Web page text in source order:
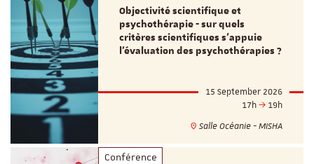
Objectivité scientifique et
psychothérapie - sur quels
critères scientifiques s'appuie
l'évaluation des psychothérapies ?
15 September 2026
17h
19h
Salle Océanie - MISHA
Conférence